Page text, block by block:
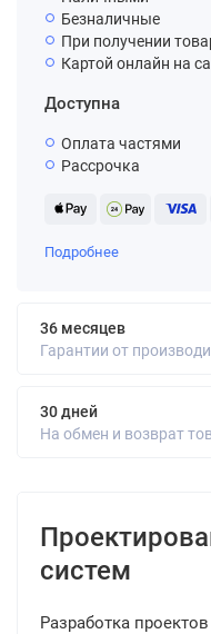
Безналичные
При получении
Картой онлайн на
Доступна
Оплата частями
Рассрочка
Подробнее
36 месяцев
Гарантии от
30 дней
На обмен и возврат
систем
Разработка